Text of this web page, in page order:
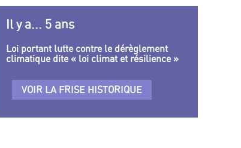
Il y a... 5 ans
Loi portant lutte contre le dérèglement
climatique dite « loi climat et résilience »
VOIR LA FRISE HISTORIQUE